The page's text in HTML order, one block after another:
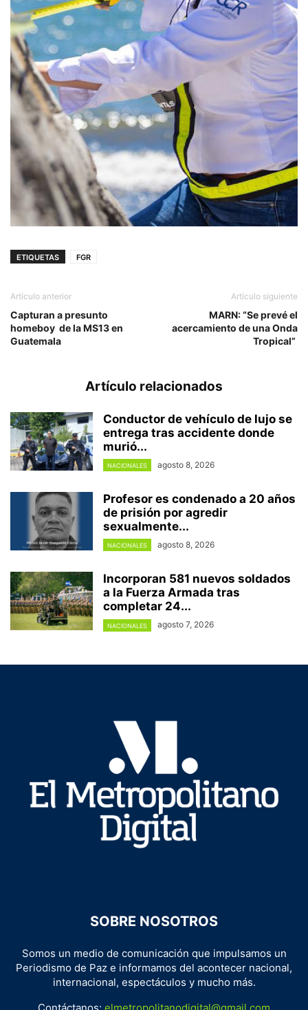
ETIQUETAS FGR
Artículo anterior
Capturan a presunto
homeboy de la MS13 en
Guatemala
Artículo siguiente
MARN: “Se prevé el
acercamiento de una Onda
Tropical”
Artículo relacionados
Conductor de vehículo de lujo se
entrega tras accidente donde
murió...
NACIONALES agosto 8, 2026
Profesor es condenado a 20 años
de prisión por agredir
sexualmente...
NACIONALES agosto 8, 2026
Incorporan 581 nuevos soldados
a la Fuerza Armada tras
completar 24...
NACIONALES agosto 7, 2026
SOBRE NOSOTROS
Somos un medio de comunicación que impulsamos un
Periodismo de Paz e informamos del acontecer nacional,
internacional, espectáculos y mucho más.
Contáctanos: elmetropolitanodigital@gmail.com